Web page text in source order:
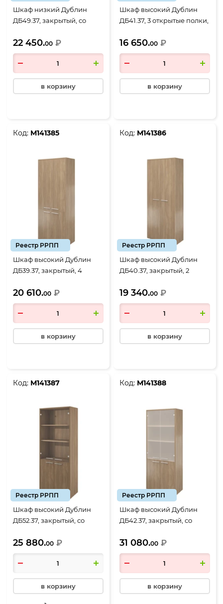
Шкаф низкий Дублин
ДБ49.37, закрытый, со
двери, 800*400*1250, Дуб
кофейный
22 450.00 ₽
в корзину
Шкаф высокий Дублин
ДБ41.37, 3 открытые полки,
Дуб кофейный
16 650.00 ₽
в корзину
Код: М141385
Реестр РРПП
Шкаф высокий Дублин
ДБ39.37, закрытый, 4
кофейный
20 610.00 ₽
в корзину
Код: М141386
Реестр РРПП
Шкаф высокий Дублин
ДБ40.37, закрытый, 2
кофейный
19 340.00 ₽
в корзину
Код: М141387
Реестр РРПП
Шкаф высокий Дублин
ДБ52.37, закрытый, со
двери, 800*400*1980, Дуб
кофейный
25 880.00 ₽
в корзину
Код: М141388
Реестр РРПП
Шкаф высокий Дублин
ДБ42.37, закрытый, со
двери, 800*400*1980, Дуб
кофейный
31 080.00 ₽
в корзину